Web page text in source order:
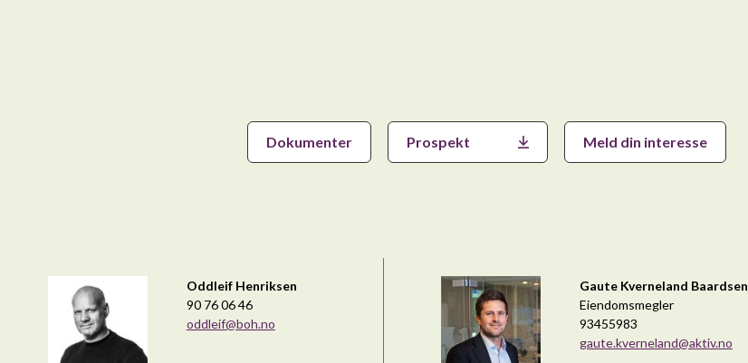
Dokumenter Prospekt Meld din interesse
Oddleif Henriksen
90 76 06 46
oddleif@boh.no
Gaute Kverneland Baardsen
Eiendomsmegler
93455983
gaute.kverneland@aktiv.no